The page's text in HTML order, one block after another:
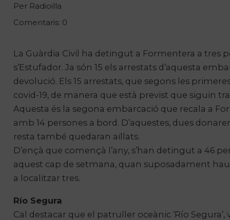
Per Radioilla
Comentaris: 0
La Guàrdia Civil ha detingut a Formentera a
s’Estufador. Ja són 15 els arrestats d’aquesta
devolució. Els 15 arrestats, que segons les
covid-19, de manera que està previst que siguin
Aquesta és la segona embarcació que recala a
amb 14 persones a bord. D’aquestes, dues
resta també quedaran aïllats.
D’ençà que començà l’any, s’han detingut a 46
aquest cap de setmana, quan suposadament
a localitzar tres.
RíoSegura
Cal destacar que el patruller oceànic ‘Río